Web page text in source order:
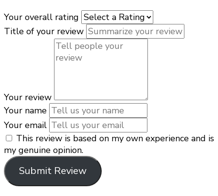
Your overall rating
Title of your review
Your review
Your name
Your email
This review is based on my own experience and is
my genuine opinion.
Submit Review